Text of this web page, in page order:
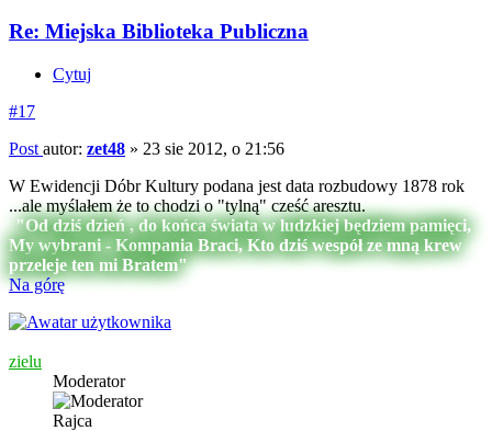
Re: Miejska Biblioteka Publiczna
Cytuj
#17
Post autor: zet48 » 23 sie 2012, o 21:56
W Ewidencji Dóbr Kultury podana jest data rozbudowy 1878 rok
...ale myślałem że to chodzi o "tylną" cześć aresztu.
"Od dziś dzień , do końca świata w ludzkiej będziem pamięci,
My wybrani - Kompania Braci, Kto dziś wespół ze mną krew
przeleje ten mi Bratem"
Na górę
zielu
Moderator
Rajca